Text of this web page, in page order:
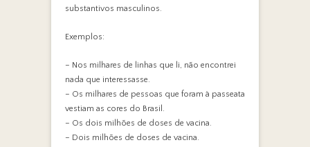
substantivos masculinos.
Exemplos:
– Nos milhares de linhas que li, não encontrei
nada que interessasse.
– Os milhares de pessoas que foram à passeata
vestiam as cores do Brasil.
– Os dois milhões de doses de vacina.
– Dois milhões de doses de vacina.